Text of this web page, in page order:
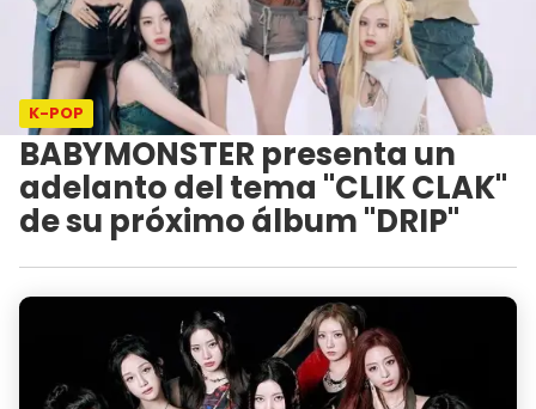
K-POP
BABYMONSTER presenta un
adelanto del tema "CLIK CLAK"
de su próximo álbum "DRIP"